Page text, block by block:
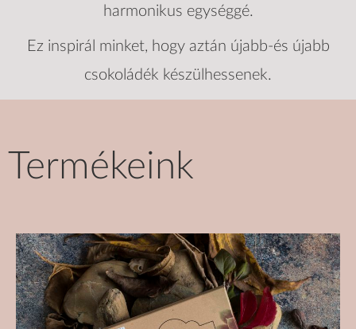
harmonikus egységgé.
Ez inspirál minket, hogy aztán újabb-és újabb
csokoládék készülhessenek.
Termékeink